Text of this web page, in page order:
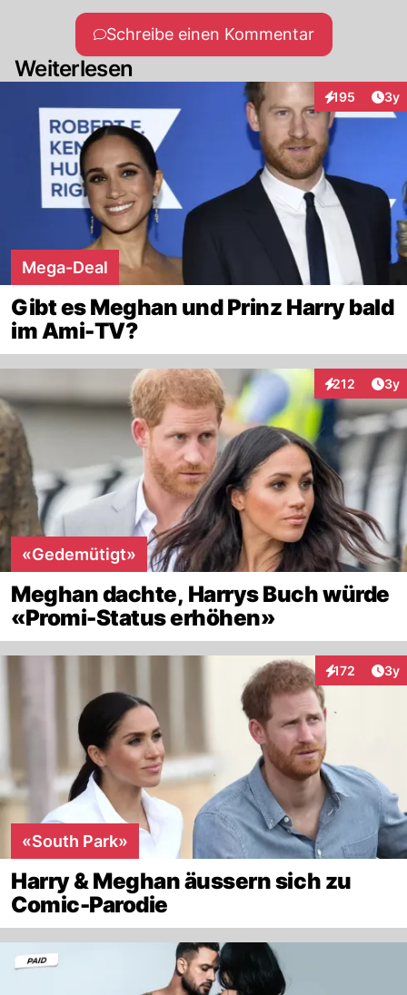
Schreibe einen Kommentar
Weiterlesen
195
Interaktionen
3y
Mega-Deal
Gibt es Meghan und Prinz Harry bald
im Ami-TV?
212
Interaktionen
3y
«Gedemütigt»
Meghan dachte, Harrys Buch würde
«Promi-Status erhöhen»
172
Interaktionen
3y
«South Park»
Harry & Meghan äussern sich zu
Comic-Parodie